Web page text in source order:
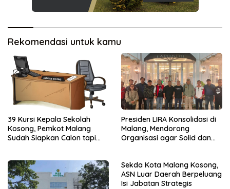
Rekomendasi untuk kamu
39 Kursi Kepala Sekolah
Kosong, Pemkot Malang
Sudah Siapkan Calon tapi
Presiden LIRA Konsolidasi di
Malang, Mendorong
Organisasi agar Solid dan
Sekda Kota Malang Kosong,
ASN Luar Daerah Berpeluang
Isi Jabatan Strategis